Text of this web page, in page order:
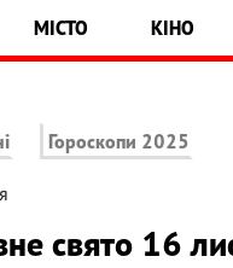
МІСТО КІНО
Гороскопи 2025
свято 16